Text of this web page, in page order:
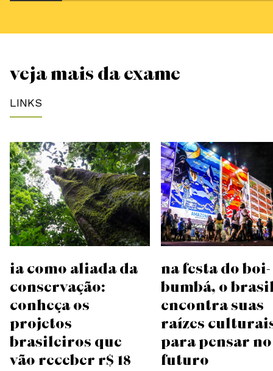
VEJA MAIS DA EXAME
LINKS
IA como aliada da
conservação:
conheça os
projetos
brasileiros que
vão receber R$ 18
Na festa do boi-
bumbá, o
encontra suas
raízes
para pensar no
futuro